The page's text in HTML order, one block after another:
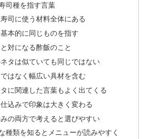
司種を指す言葉
司に使う材料全体にある
本的に同じものを指す
対になる酢飯のこと
タは似ていても同じではない
はなく幅広い具材を含む
に関連した言葉もよく出てくる
込みで印象は大きく変わる
の両方で考えると選びやすい
種類を知るとメニューが読みやすく